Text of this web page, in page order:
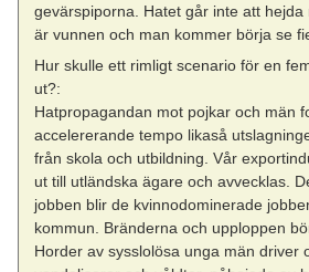
gevärspiporna. Hatet går inte att
är vunnen och man kommer börja se
Hur skulle ett rimligt scenario för en
ut?:
Hatpropagandan mot pojkar och män
accelererande tempo likaså
från skola och utbildning. Vår
ut till utländska ägare och avvecklas.
jobben blir de kvinnodominerade
kommun. Bränderna och upploppen
Horder av sysslolösa unga män driver